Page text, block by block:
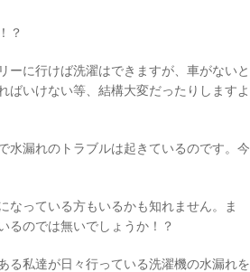
？
ーに行けば洗濯はできますが、車がないと
ばいけない等、結構大変だったりしますよ
水漏れのトラブルは起きているのです。今
なっている方もいるかも知れません。ま
るのでは無いでしょうか！？
る私達が日々行っている洗濯機の水漏れを